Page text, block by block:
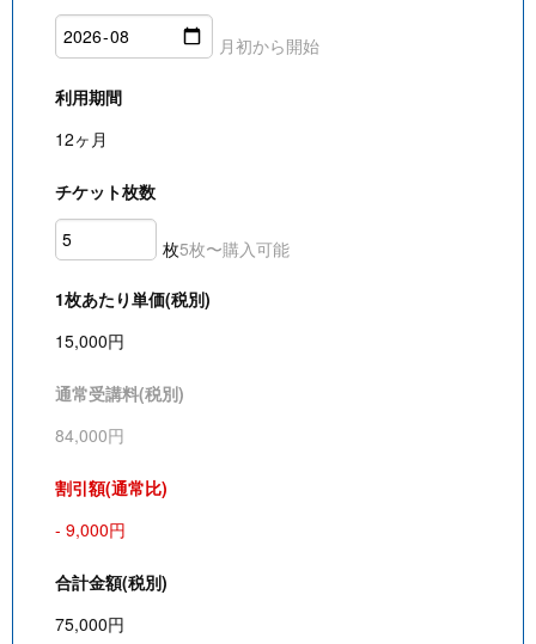
月初から開始
利用期間
12ヶ月
チケット枚数
枚5枚〜購入可能
1枚あたり単価(税別)
15,000円
通常受講料(税別)
84,000円
割引額(通常比)
- 9,000円
合計金額(税別)
75,000円